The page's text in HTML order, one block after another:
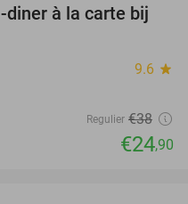
34%
diner à la carte bij
9.6 star
Regulier €38
€24,90